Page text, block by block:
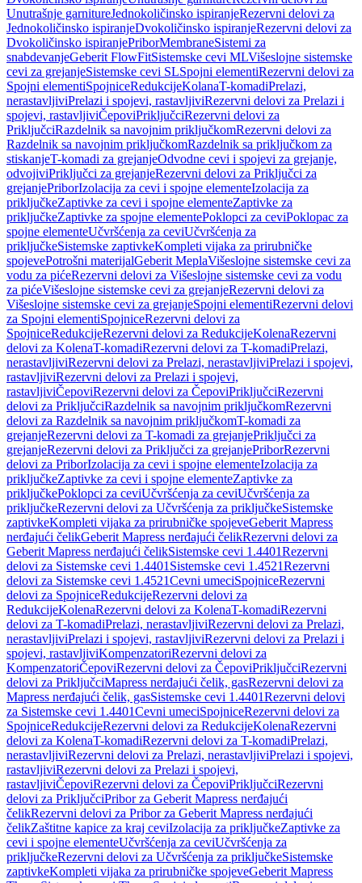
Unutrašnje garnitureJednokoličinsko ispiranjeRezervni delovi za
Jednokoličinsko ispiranjeDvokoličinsko ispiranjeRezervni delovi za
Dvokoličinsko ispiranjePriborMembraneSistemi za
snabdevanjeGeberit FlowFitSistemske cevi MLVišeslojne sistemske
cevi za grejanjeSistemske cevi SLSpojni elementiRezervni delovi za
Spojni elementiSpojniceRedukcijeKolanaT-komadiPrelazi,
nerastavljiviPrelazi i spojevi, rastavljiviRezervni delovi za Prelazi i
spojevi, rastavljiviČepoviPriključciRezervni delovi za
PriključciRazdelnik sa navojnim priključkomRezervni delovi za
Razdelnik sa navojnim priključkomRazdelnik sa priključkom za
stiskanjeT-komadi za grejanjeOdvodne cevi i spojevi za grejanje,
odvojiviPriključci za grejanjeRezervni delovi za Priključci za
grejanjePriborIzolacija za cevi i spojne elementeIzolacija za
priključkeZaptivke za cevi i spojne elementeZaptivke za
priključkeZaptivke za spojne elementePoklopci za ceviPoklopac za
spojne elementeUčvršćenja za ceviUčvršćenja za
priključkeSistemske zaptivkeKompleti vijaka za prirubničke
spojevePotrošni materijalGeberit MeplaVišeslojne sistemske cevi za
vodu za pićeRezervni delovi za Višeslojne sistemske cevi za vodu
za pićeVišeslojne sistemske cevi za grejanjeRezervni delovi za
Višeslojne sistemske cevi za grejanjeSpojni elementiRezervni delovi
za Spojni elementiSpojniceRezervni delovi za
SpojniceRedukcijeRezervni delovi za RedukcijeKolenaRezervni
delovi za KolenaT-komadiRezervni delovi za T-komadiPrelazi,
nerastavljiviRezervni delovi za Prelazi, nerastavljiviPrelazi i spojevi,
rastavljiviRezervni delovi za Prelazi i spojevi,
rastavljiviČepoviRezervni delovi za ČepoviPriključciRezervni
delovi za PriključciRazdelnik sa navojnim priključkomRezervni
delovi za Razdelnik sa navojnim priključkomT-komadi za
grejanjeRezervni delovi za T-komadi za grejanjePriključci za
grejanjeRezervni delovi za Priključci za grejanjePriborRezervni
delovi za PriborIzolacija za cevi i spojne elementeIzolacija za
priključkeZaptivke za cevi i spojne elementeZaptivke za
priključkePoklopci za ceviUčvršćenja za ceviUčvršćenja za
priključkeRezervni delovi za Učvršćenja za priključkeSistemske
zaptivkeKompleti vijaka za prirubničke spojeveGeberit Mapress
nerđajući čelikGeberit Mapress nerđajući čelikRezervni delovi za
Geberit Mapress nerđajući čelikSistemske cevi 1.4401Rezervni
delovi za Sistemske cevi 1.4401 Sistemske cevi 1.4521Rezervni
delovi za Sistemske cevi 1.4521Cevni umeciSpojniceRezervni
delovi za SpojniceRedukcijeRezervni delovi za
RedukcijeKolenaRezervni delovi za KolenaT-komadiRezervni
delovi za T-komadiPrelazi, nerastavljiviRezervni delovi za Prelazi,
nerastavljiviPrelazi i spojevi, rastavljiviRezervni delovi za Prelazi i
spojevi, rastavljiviKompenzatoriRezervni delovi za
KompenzatoriČepoviRezervni delovi za ČepoviPriključciRezervni
delovi za PriključciMapress nerđajući čelik, gasRezervni delovi za
Mapress nerđajući čelik, gasSistemske cevi 1.4401Rezervni delovi
za Sistemske cevi 1.4401Cevni umeciSpojniceRezervni delovi za
SpojniceRedukcijeRezervni delovi za RedukcijeKolenaRezervni
delovi za KolenaT-komadiRezervni delovi za T-komadiPrelazi,
nerastavljiviRezervni delovi za Prelazi, nerastavljiviPrelazi i spojevi,
rastavljiviRezervni delovi za Prelazi i spojevi,
rastavljiviČepoviRezervni delovi za ČepoviPriključciRezervni
delovi za PriključciPribor za Geberit Mapress nerđajući
čelikRezervni delovi za Pribor za Geberit Mapress nerđajući
čelikZaštitne kapice za kraj ceviIzolacija za priključkeZaptivke za
cevi i spojne elementeUčvršćenja za ceviUčvršćenja za
priključkeRezervni delovi za Učvršćenja za priključkeSistemske
zaptivkeKompleti vijaka za prirubničke spojeveGeberit Mapress